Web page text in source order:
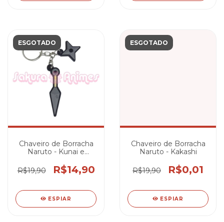
ESGOTADO
Chaveiro de Borracha
Naruto - Kunai e
R$19,90
R$14,90
ESPIAR
ESGOTADO
Chaveiro de Borracha
Naruto - Kakashi
R$19,90 R$0,01
ESPIAR